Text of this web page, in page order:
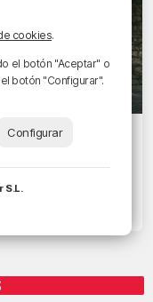
World Tour
cookies.
el botón "Aceptar" o
botón "Configurar".
Configurar
S.L.